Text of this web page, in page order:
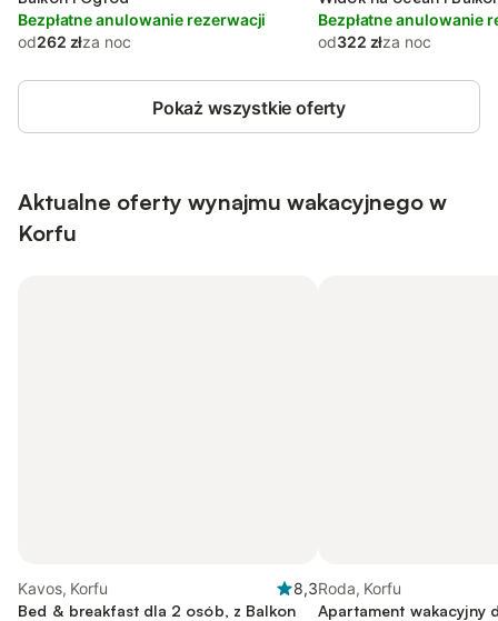
Bezpłatne anulowanie rezerwacji
od262 złza noc
Ogród i Widok
Bezpłatne anulowanie
od322 złza noc
Pokaż wszystkie oferty
Aktualne oferty wynajmu wakacyjnego w
Korfu
Kavos, Korfu
8,3
Bed & breakfast dla 2 osób, z Balkon
Roda, Korfu
Apartament wakacyjny